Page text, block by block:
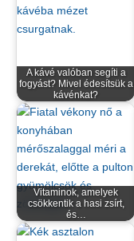
A kávé valóban segíti a
fogyást? Mivel édesítsük a
kávénkat?
Vitaminok, amelyek
csökkentik a hasi zsírt,
és…